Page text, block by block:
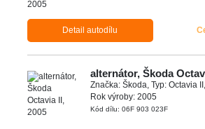
Detail autodílu
alternátor, Škoda
Značka: Škoda, Typ: Octavia
Rok výroby: 2005
Kód dílu: 06F 903 023F